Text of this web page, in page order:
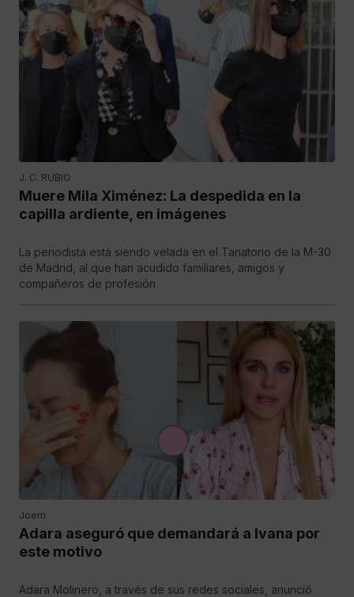
J. C. RUBIO
Muere Mila Ximénez: La despedida en la
capilla ardiente, en imágenes
La periodista está siendo velada en el Tanatorio de la M-30
de Madrid, al que han acudido familiares, amigos y
compañeros de profesión
Joem
Adara aseguró que demandará a Ivana por
este motivo
Adara Molinero, a través de sus redes sociales, anunció